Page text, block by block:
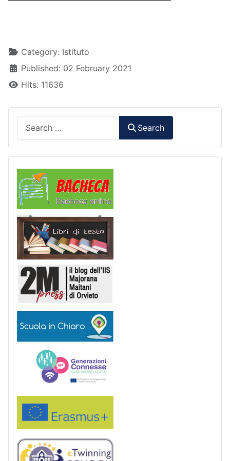
DetailsCategory: Istituto
Published: 02 February 2021
Hits: 11636
Search
Libri di Testo
Scuola in chiaro
Erasmus+
eTwinning